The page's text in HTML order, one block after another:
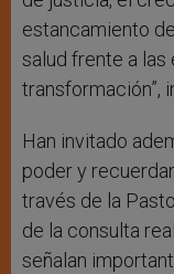
estancamiento
salud frente a las
transformación”,
Han invitado
poder y
través de la
de la consulta
señalan